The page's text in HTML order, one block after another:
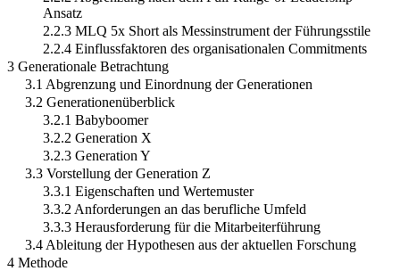
Ansatz
2.2.3 MLQ 5x Short als Messinstrument der Führungsstile
2.2.4 Einflussfaktoren des organisationalen Commitments
3 Generationale Betrachtung
3.1 Abgrenzung und Einordnung der Generationen
3.2 Generationenüberblick
3.2.1 Babyboomer
3.2.2 Generation X
3.2.3 Generation Y
3.3 Vorstellung der Generation Z
3.3.1 Eigenschaften und Wertemuster
3.3.2 Anforderungen an das berufliche Umfeld
3.3.3 Herausforderung für die Mitarbeiterführung
3.4 Ableitung der Hypothesen aus der aktuellen Forschung
4 Methode